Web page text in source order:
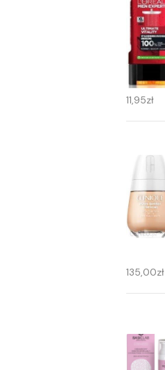
11,95zł
135,00zł